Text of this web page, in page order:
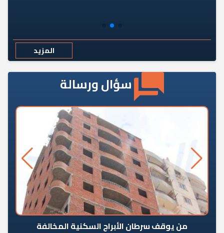
المزيد
سؤال ورسالة
من يوقف سرطان الأبراج السكنية المخالفة